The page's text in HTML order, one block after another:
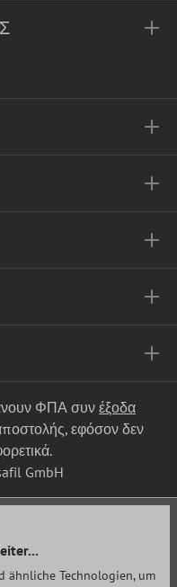
ΦΠΑ συν έξοδα
εφόσον δεν
GmbH
ähnliche Technologien, um